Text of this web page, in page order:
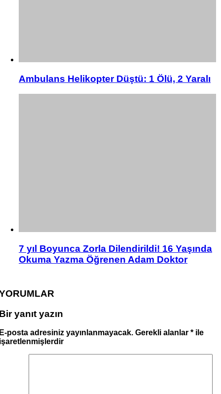
Ambulans Helikopter Düştü: 1 Ölü, 2 Yaralı
7 yıl Boyunca Zorla Dilendirildi! 16 Yaşında
Okuma Yazma Öğrenen Adam Doktor
yanıt yazın
posta adresiniz yayınlanmayacak. Gerekli alanlar * ile